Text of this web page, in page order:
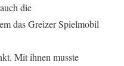
die
das Greizer Spielmobil
Mit ihnen musste